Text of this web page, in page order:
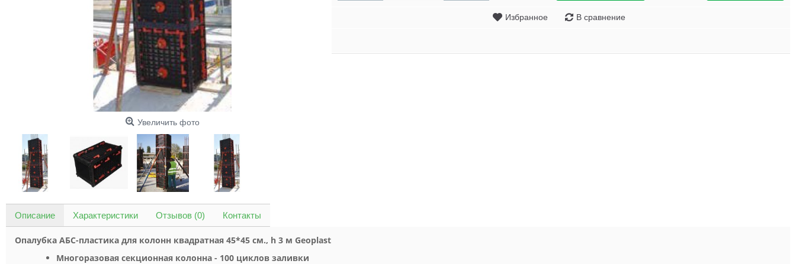
Увеличить фото
Избранное В сравнение
Описание Характеристики Отзывов (0) Контакты
Опалубка АБС-пластика для колонн квадратная 45*45 см., h 3 м Geoplast
Многоразовая секционная колонна - 100 циклов заливки